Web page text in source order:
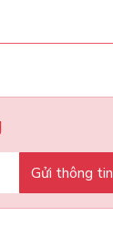
Gửi thông tin